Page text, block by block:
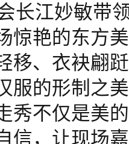
长江妙敏带
惊艳的东方
移、衣袂翩
服的形制之
秀不仅是美
信，让现场